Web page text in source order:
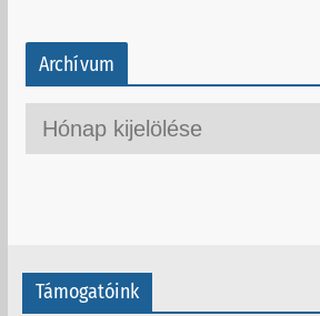
Archívum
r
Támogatóink